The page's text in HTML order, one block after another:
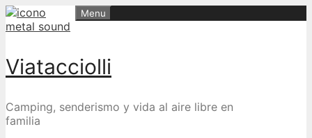
Skip
to
Viatacciolli
Camping, senderismo y vida al aire libre en
familia
Menu